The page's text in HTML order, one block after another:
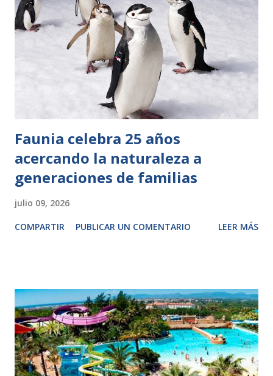
Faunia celebra 25 años
acercando la naturaleza a
generaciones de familias
julio 09, 2026
COMPARTIR PUBLICAR UN COMENTARIO LEER MÁS